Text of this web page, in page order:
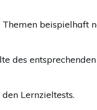
beispielhaft
des
Lernzieltests.